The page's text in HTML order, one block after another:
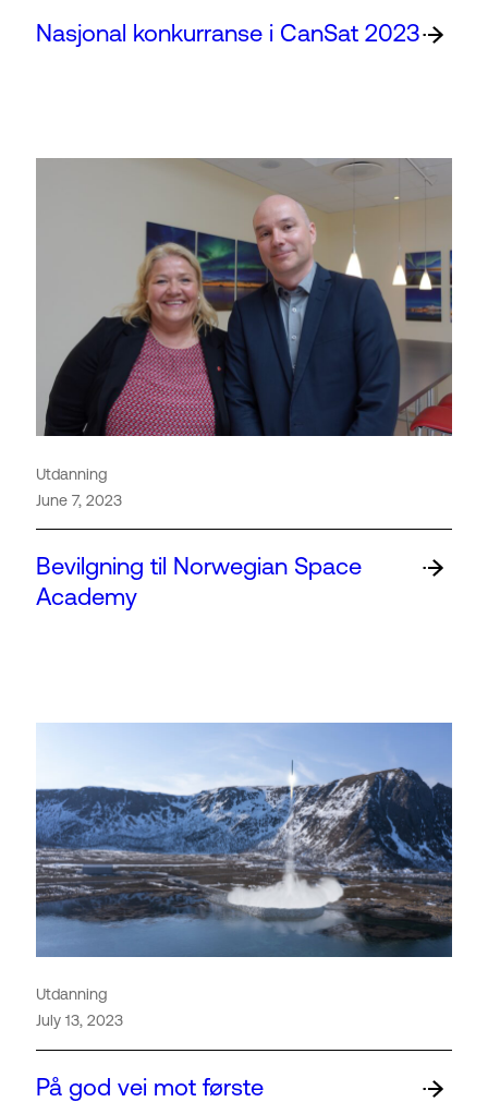
Nasjonal konkurranse i CanSat 2023
Utdanning
June 7, 2023
Bevilgning til Norwegian Space
Academy
Utdanning
July 13, 2023
På god vei mot første